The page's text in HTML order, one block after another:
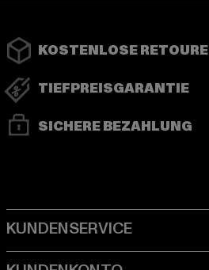
KOSTENLOSE RETOURE
TIEFPREISGARANTIE
SICHERE BEZAHLUNG